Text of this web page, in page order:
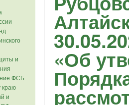
и
ФСБ
краю
и
«Об